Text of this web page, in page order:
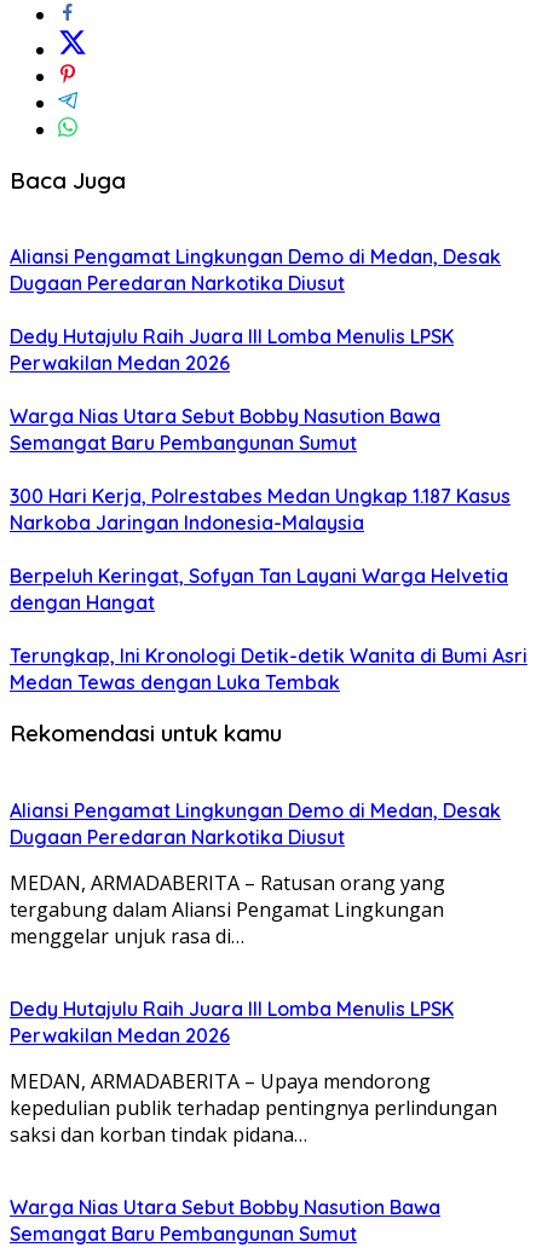
Baca Juga
Aliansi Pengamat Lingkungan Demo di Medan, Desak
Dugaan Peredaran Narkotika Diusut
Dedy Hutajulu Raih Juara III Lomba Menulis LPSK
Perwakilan Medan 2026
Warga Nias Utara Sebut Bobby Nasution Bawa
Semangat Baru Pembangunan Sumut
300 Hari Kerja, Polrestabes Medan Ungkap 1.187 Kasus
Narkoba Jaringan Indonesia-Malaysia
Berpeluh Keringat, Sofyan Tan Layani Warga Helvetia
dengan Hangat
Terungkap, Ini Kronologi Detik-detik Wanita di Bumi Asri
Medan Tewas dengan Luka Tembak
Rekomendasi untuk kamu
Aliansi Pengamat Lingkungan Demo di Medan, Desak
Dugaan Peredaran Narkotika Diusut
MEDAN, ARMADABERITA – Ratusan orang yang
tergabung dalam Aliansi Pengamat Lingkungan
menggelar unjuk rasa di…
Dedy Hutajulu Raih Juara III Lomba Menulis LPSK
Perwakilan Medan 2026
MEDAN, ARMADABERITA – Upaya mendorong
kepedulian publik terhadap pentingnya perlindungan
saksi dan korban tindak pidana…
Warga Nias Utara Sebut Bobby Nasution Bawa
Semangat Baru Pembangunan Sumut